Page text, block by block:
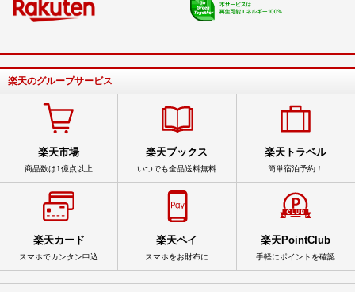
楽天のグループサービス
楽天市場
商品数は1億点以上
楽天ブックス
いつでも全品送料無料
楽天トラベル
簡単宿泊予約！
楽天カード
スマホでカンタン申込
楽天ペイ
スマホをお財布に
楽天PointClub
手軽にポイントを確認